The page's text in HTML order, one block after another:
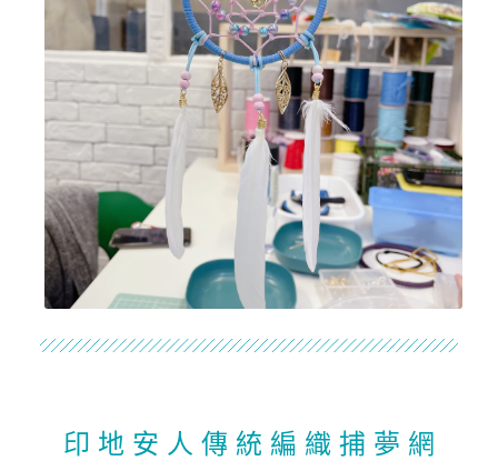
印 地 安 人 傳 統 編 織 捕 夢 網